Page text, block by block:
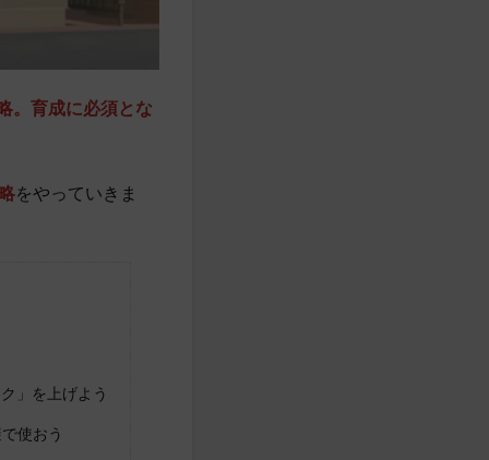
。育成に必須とな
をやっていきま
」を上げよう
使おう